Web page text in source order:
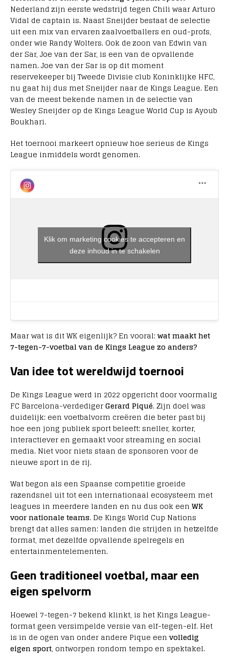
Nederland zijn eerste wedstrijd tegen Chili waar Arturo
Vidal de captain is. Naast Sneijder bestaat de selectie
uit een mix van ervaren zaalvoetballers en oud-profs,
onder wie Randy Wolters. Ook de zoon van Edwin van
der Sar, Joe van der Sar, is een van de opvallende
namen. Joe van der Sar is op dit moment
reservekeeper bij Tweede Divisie club Koninklijke HFC,
nu gaat hij dus met Sneijder naar de Kings League. Een
van de meest bekende namen in de selectie van
Wesley Sneijder op de Kings League World Cup is Ayoub
Boukhari.
Het toernooi markeert opnieuw hoe serieus de Kings
League inmiddels wordt genomen.
Klik om marketing cookies te accepteren en
deze inhoud in te schakelen
Maar wat is dit WK eigenlijk? En vooral:wat maakt het
7-tegen-7-voetbal van de Kings League zo anders?
Van idee tot wereldwijd toernooi
De Kings League werd in 2022 opgericht door voormalig
FC Barcelona-verdedigerGerard Piqué. Zijn doel was
duidelijk: een voetbalvorm creëren die beter past bij
hoe een jong publiek sport beleeft: sneller, korter,
interactiever en gemaakt voor streaming en social
media. Niet voor niets staan de sponsoren voor de
nieuwe sport in de rij.
Wat begon als een Spaanse competitie groeide
razendsnel uit tot een internationaal ecosysteem met
leagues in meerdere landen en nu dus ook een WK
voor nationale teams. De Kings World Cup Nations
brengt dat alles samen: landen die strijden in hetzelfde
format, met dezelfde opvallende spelregels en
entertainmentelementen.
Geen traditioneel voetbal, maar een
eigen spelvorm
Hoewel 7-tegen-7 bekend klinkt, is het Kings League-
format geen versimpelde versie van elf-tegen-elf. Het
is in de ogen van onder andere Pique een volledig
eigen sport, ontworpen rondom tempo en spektakel.